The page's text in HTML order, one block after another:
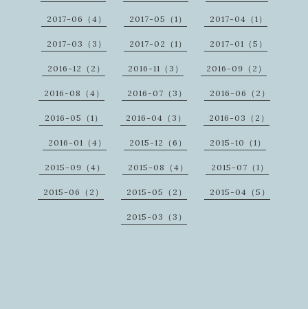
2017-06（4） 2017-05（1） 2017-04（1）
2017-03（3） 2017-02（1） 2017-01（5）
2016-12（2） 2016-11（3） 2016-09（2）
2016-08（4） 2016-07（3） 2016-06（2）
2016-05（1） 2016-04（3） 2016-03（2）
2016-01（4） 2015-12（6） 2015-10（1）
2015-09（4） 2015-08（4） 2015-07（1）
2015-06（2） 2015-05（2） 2015-04（5）
2015-03（3）